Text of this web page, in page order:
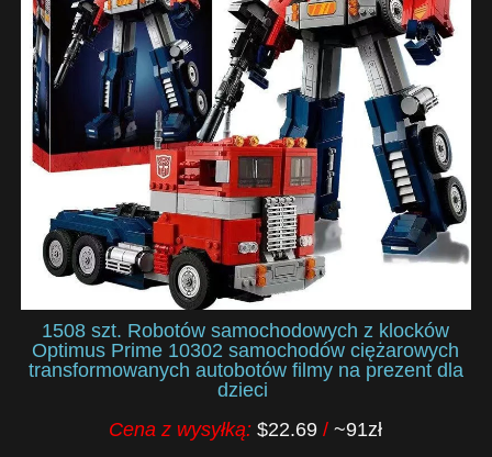
1508 szt. Robotów samochodowych z klocków
Optimus Prime 10302 samochodów ciężarowych
transformowanych autobotów filmy na prezent dla
dzieci
Cena z wysyłką:$22.69/~91zł